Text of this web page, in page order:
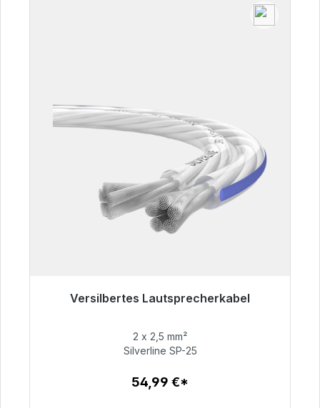
Versilbertes Lautsprecherkabel
54,99 €
2 x 2,5 mm²
Silverline SP-25
54,99 €*